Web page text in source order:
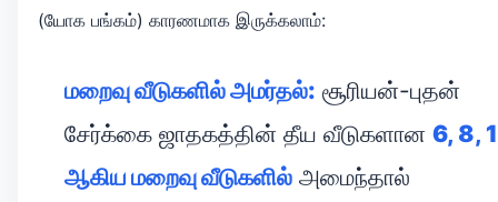
(யோக பங்கம்) காரணமாக இருக்கலாம்:
மறைவு வீடுகளில் அமர்தல்: சூரியன்-புதன்
சேர்க்கை ஜாதகத்தின் தீய வீடுகளான 6, 8,
ஆகிய மறைவு வீடுகளில் அமைந்தால்